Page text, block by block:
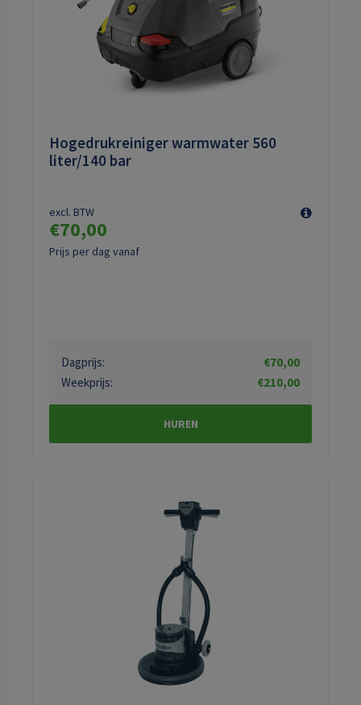
Hogedrukreiniger warmwater 560
liter/140 bar
Prijs per dag vanaf
€70,00
excl. BTW
Dagprijs:
€70,00
Weekprijs:
€210,00
HUREN